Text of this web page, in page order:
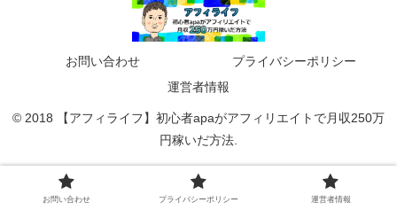
お問い合わせ
プライバシーポリシー
運営者情報
© 2018 【アフィライフ】初心者apaがアフィリエイトで月収250万
円稼いだ方法.
お問い合わせ プライバシーポリシー 運営者情報